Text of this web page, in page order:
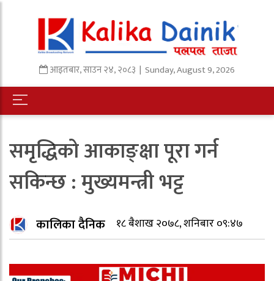
आइतबार,साउन२४,२०८३ | Sunday, August 9, 2026
समृद्धिको आकाङ्क्षा पूरा गर्न
सकिन्छ : मुख्यमन्त्री भट्ट
कालिका दैनिक १८ बैशाख २०७८, शनिबार ०९:४७